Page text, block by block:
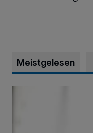
Meistgelesen